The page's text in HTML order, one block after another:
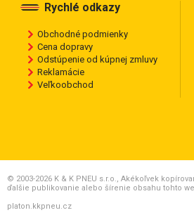
Rychlé odkazy
Obchodné podmienky
Cena dopravy
Odstúpenie od kúpnej zmluvy
Reklamácie
Veľkoobchod
© 2003-2026 K & K PNEU s.r.o., Akékoľvek
ďalšie publikovanie alebo šírenie obsahu tohto
platon.kkpneu.cz